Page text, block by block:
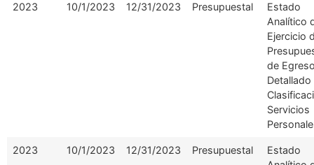
2023 10/1/2023 12/31/2023 Presupuestal
Estado
Analítico
Ejercicio
de
Detallado
Servicios
2023 10/1/2023 12/31/2023 Presupuestal
Estado